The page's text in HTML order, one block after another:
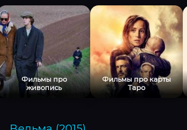
Фильмы про
живопись
Фильмы про карты
Таро